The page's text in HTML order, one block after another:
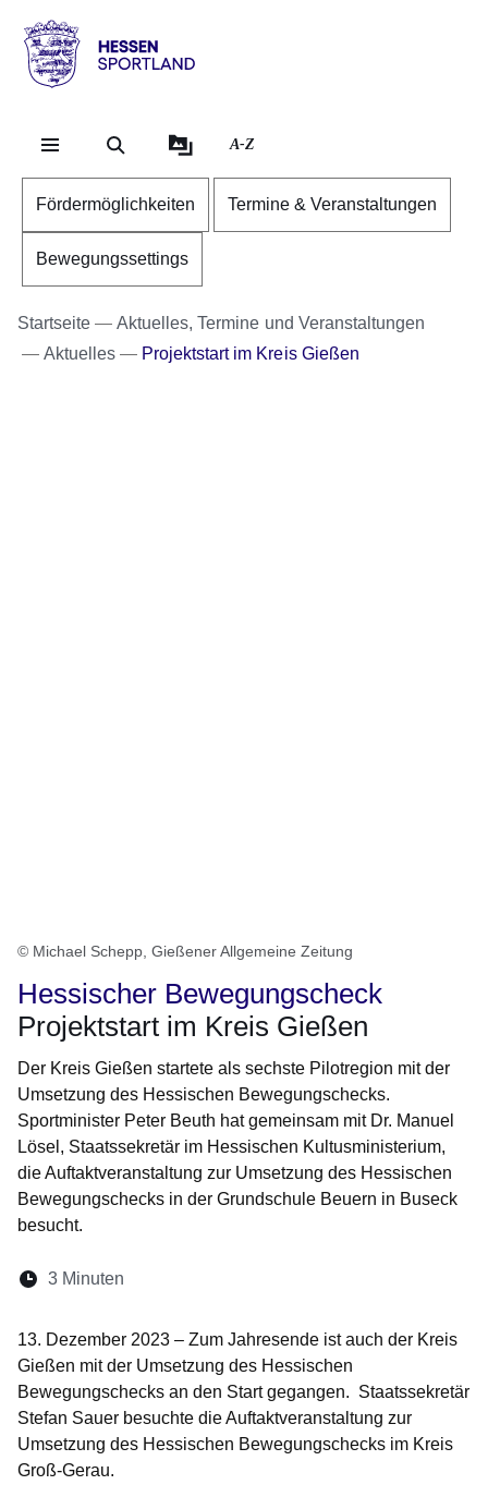
Hessen
Sportland
A-Z
Fördermöglichkeiten Termine & Veranstaltungen
Bewegungssettings
Startseite
Aktuelles, Termine und Veranstaltungen
Aktuelles
Projektstart im Kreis Gießen
© Michael Schepp, Gießener Allgemeine Zeitung
Hessischer Bewegungscheck
Projektstart im Kreis Gießen
Der Kreis Gießen startete als sechste Pilotregion mit der
Umsetzung des Hessischen Bewegungschecks.
Sportminister Peter Beuth hat gemeinsam mit Dr. Manuel
Lösel, Staatssekretär im Hessischen Kultusministerium,
die Auftaktveranstaltung zur Umsetzung des Hessischen
Bewegungschecks in der Grundschule Beuern in Buseck
besucht.
Lesedauer:
3 Minuten
13. Dezember 2023 – Zum Jahresende ist auch der Kreis
Gießen mit der Umsetzung des Hessischen
Bewegungschecks an den Start gegangen. Staatssekretär
Stefan Sauer besuchte die Auftaktveranstaltung zur
Umsetzung des Hessischen Bewegungschecks im Kreis
Groß-Gerau.